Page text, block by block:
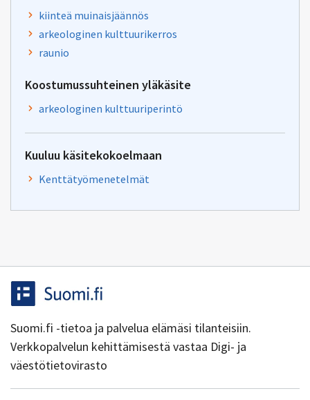
kiinteä muinaisjäännös
arkeologinen kulttuurikerros
raunio
Koostumussuhteinen yläkäsite
arkeologinen kulttuuriperintö
Kuuluu käsitekokoelmaan
Kenttätyömenetelmät
Suomi.fi -tietoa ja palvelua elämäsi tilanteisiin.
Verkkopalvelun kehittämisestä vastaa Digi- ja
väestötietovirasto